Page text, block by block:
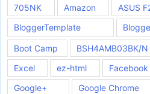
705NK Amazon ASUS
BloggerTemplate
Boot Camp BSH4AMB03BK/N
Excel
ez-html Facebook
Google+
Google Chrome